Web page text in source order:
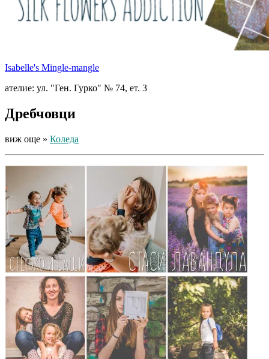
Isabelle's Mingle-mangle
ателие: ул. "Ген. Гурко" № 74, ет. 3
Дребчовци
виж още » Коледа